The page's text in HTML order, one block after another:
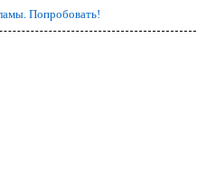
Попробовать!